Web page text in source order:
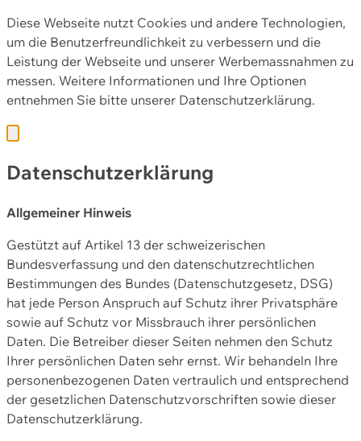
Diese Webseite nutzt Cookies und andere Technologien,
um die Benutzerfreundlichkeit zu verbessern und die
Leistung der Webseite und unserer Werbemassnahmen zu
messen. Weitere Informationen und Ihre Optionen
entnehmen Sie bitte unserer Datenschutzerklärung.
Datenschutzerklärung
Allgemeiner Hinweis
Gestützt auf Artikel 13 der schweizerischen
Bundesverfassung und den datenschutzrechtlichen
Bestimmungen des Bundes (Datenschutzgesetz, DSG)
hat jede Person Anspruch auf Schutz ihrer Privatsphäre
sowie auf Schutz vor Missbrauch ihrer persönlichen
Daten. Die Betreiber dieser Seiten nehmen den Schutz
Ihrer persönlichen Daten sehr ernst. Wir behandeln Ihre
personenbezogenen Daten vertraulich und entsprechend
der gesetzlichen Datenschutzvorschriften sowie dieser
Datenschutzerklärung.